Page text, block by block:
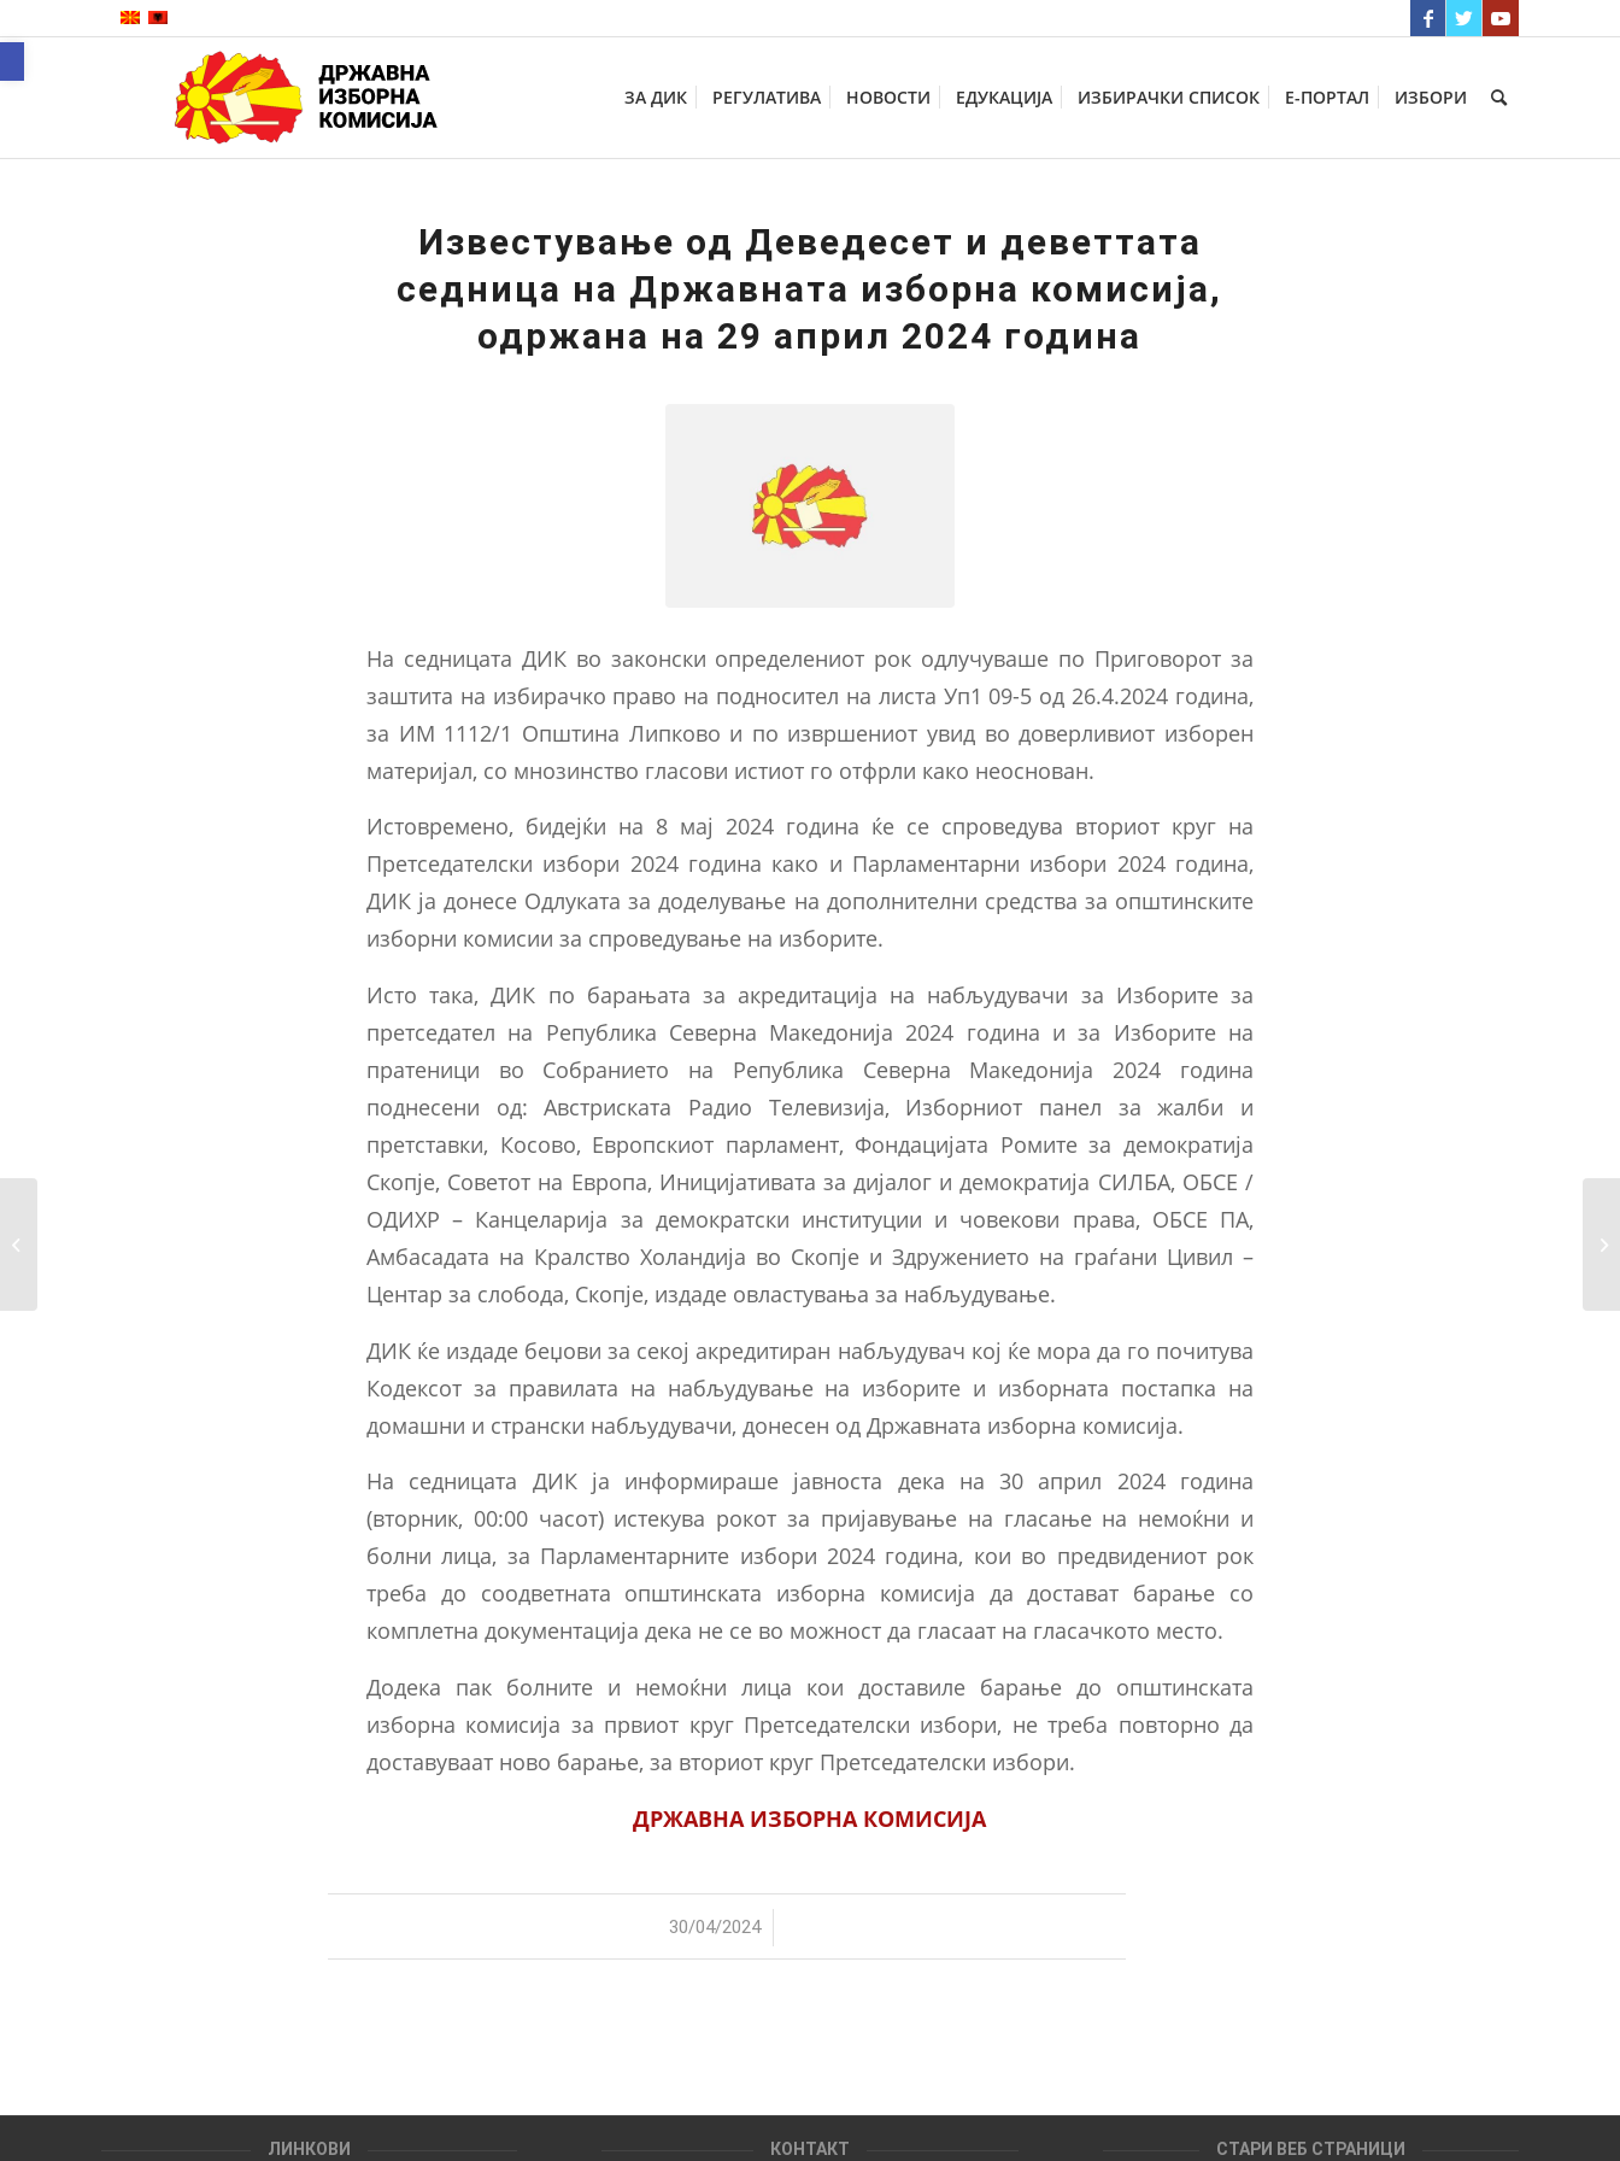
ЗА ДИК РЕГУЛАТИВА НОВОСТИ ЕДУКАЦИЈА ИЗБИРАЧКИ СПИСОК Е-ПОРТАЛ ИЗБОРИ
Известување од Деведесет и деветтата
седница на Државната изборна комисија,
одржана на 29 април 2024 година
На седницата ДИК во законски определениот рок одлучуваше по Приговорот за
заштита на избирачко право на подносител на листа Уп1 09-5 од 26.4.2024 година,
за ИМ 1112/1 Општина Липково и по извршениот увид во доверливиот изборен
материјал, со мнозинство гласови истиот го отфрли како неоснован.
Истовремено, бидејќи на 8 мај 2024 година ќе се спроведува вториот круг на
Претседателски избори 2024 година како и Парламентарни избори 2024 година,
ДИК ја донесе Одлуката за доделување на дополнителни средства за општинските
изборни комисии за спроведување на изборите.
Исто така, ДИК по барањата за акредитација на набљудувачи за Изборите за
претседател на Република Северна Македонија 2024 година и за Изборите на
пратеници во Собранието на Република Северна Македонија 2024 година
поднесени од: Австриската Радио Телевизија, Изборниот панел за жалби и
претставки, Косово, Европскиот парламент, Фондацијата Ромите за демократија
Скопје, Советот на Европа, Иницијативата за дијалог и демократија СИЛБА, ОБСЕ /
ОДИХР – Канцеларија за демократски институции и човекови права, ОБСЕ ПА,
Амбасадата на Кралство Холандија во Скопје и Здружението на граѓани Цивил –
Центар за слобода, Скопје, издаде овластувања за набљудување.
ДИК ќе издаде беџови за секој акредитиран набљудувач кој ќе мора да го почитува
Кодексот за правилата на набљудување на изборите и изборната постапка на
домашни и странски набљудувачи, донесен од Државната изборна комисија.
На седницата ДИК ја информираше јавноста дека на 30 април 2024 година
(вторник, 00:00 часот) истекува рокот за пријавување на гласање на немоќни и
болни лица, за Парламентарните избори 2024 година, кои во предвидениот рок
треба до соодветната општинската изборна комисија да достават барање со
комплетна документација дека не се во можност да гласаат на гласачкото место.
Додека пак болните и немоќни лица кои доставиле барање до општинската
изборна комисија за првиот круг Претседателски избори, не треба повторно да
доставуваат ново барање, за вториот круг Претседателски избори.
ДРЖАВНА ИЗБОРНА КОМИСИЈА
30/04/2024
/
ЛИНКОВИ КОНТАКТ СТАРИ ВЕБ СТРАНИЦИ
Open toolbar